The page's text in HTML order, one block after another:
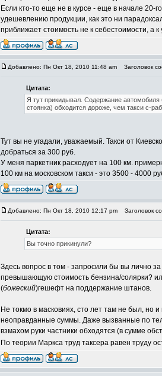
Если кто-то еще не в курсе - еще в начале 20-
удешевлению продукции, как это ни
приближает стоимость не к себестоимости, а
Добавлено: Пн Окт 18, 2010 11:48 am Заголовок
Цитата:
Я тут прикидывал. Содержание
стоянка) обходится дороже, чем такси с-
Тут вы не угадали, уважаемый. Такси от
добраться за 300 руб.
У меня паркетник расходует на 100 км.
100 км на московском такси - это 3500 - 4000
Добавлено: Пн Окт 18, 2010 12:17 pm Заголовок
Цитата:
Вы точно прикинули?
Здесь вопрос в том - запросили бы вы лично
превышающую стоимость бензина/солярки?
(божеский)гешефт на поддержание штанов.
Не токмо в масковиях, сто лет там не был, но
неоправданные суммы. Даже вызванные по
взмахом руки частники обходятся (в сумме
По теории Маркса труд таксера равен труду